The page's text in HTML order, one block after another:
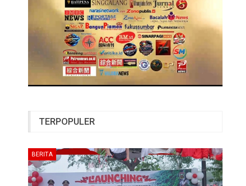
TERPOPULER
BERITA